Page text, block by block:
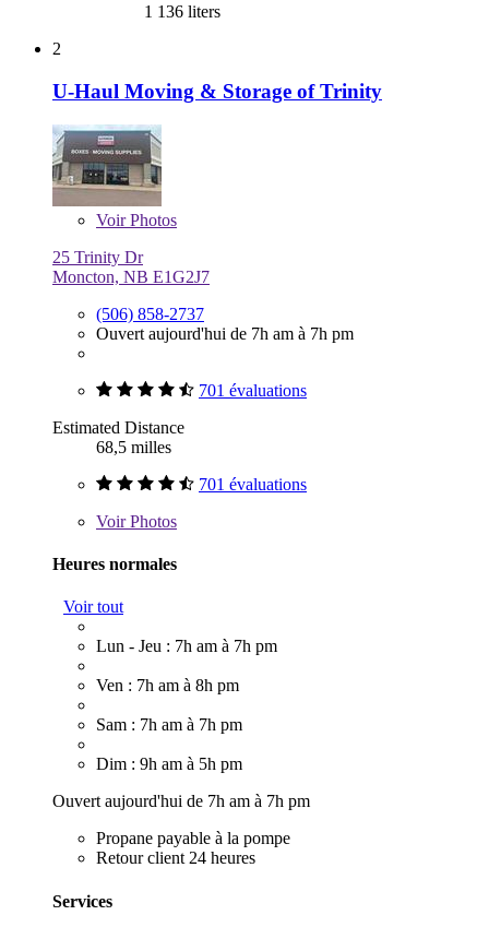
1 136 liters
2
U-Haul Moving & Storage of Trinity
VoirPhotos
25 Trinity Dr
Moncton, NB E1G2J7
(506) 858-2737
Ouvert aujourd'hui de 7h am à 7h pm
701 évaluations
Estimated Distance
68,5 milles
701 évaluations
VoirPhotos
Heures normales
Voir tout
Lun - Jeu : 7h am à 7h pm
Ven : 7h am à 8h pm
Sam : 7h am à 7h pm
Dim : 9h am à 5h pm
Ouvert aujourd'hui de 7h am à 7h pm
Propane payable à la pompe
Retour client 24 heures
Services